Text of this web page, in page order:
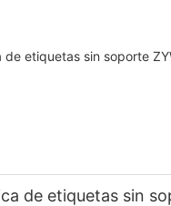
de etiquetas sin